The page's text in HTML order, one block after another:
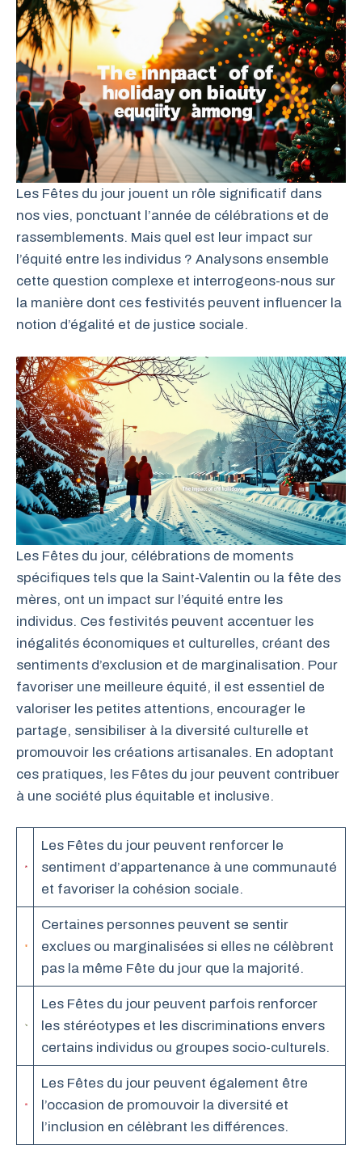
Les Fêtes du jour jouent un rôle significatif dans
nos vies, ponctuant l’année de célébrations et de
rassemblements. Mais quel est leur impact sur
l’équité entre les individus ? Analysons ensemble
cette question complexe et interrogeons-nous sur
la manière dont ces festivités peuvent influencer la
notion d’égalité et de justice sociale.
Les Fêtes du jour, célébrations de moments
spécifiques tels que la Saint-Valentin ou la fête des
mères, ont un impact sur l’équité entre les
individus. Ces festivités peuvent accentuer les
inégalités économiques et culturelles, créant des
sentiments d’exclusion et de marginalisation. Pour
favoriser une meilleure équité, il est essentiel de
valoriser les petites attentions, encourager le
partage, sensibiliser à la diversité culturelle et
promouvoir les créations artisanales. En adoptant
ces pratiques, les Fêtes du jour peuvent contribuer
à une société plus équitable et inclusive.
Les Fêtes du jour peuvent renforcer le
sentiment d’appartenance à une communauté
et favoriser la cohésion sociale.
Certaines personnes peuvent se sentir
exclues ou marginalisées si elles ne célèbrent
pas la même Fête du jour que la majorité.
Les Fêtes du jour peuvent parfois renforcer
les stéréotypes et les discriminations envers
certains individus ou groupes socio-culturels.
Les Fêtes du jour peuvent également être
l’occasion de promouvoir la diversité et
l’inclusion en célèbrant les différences.